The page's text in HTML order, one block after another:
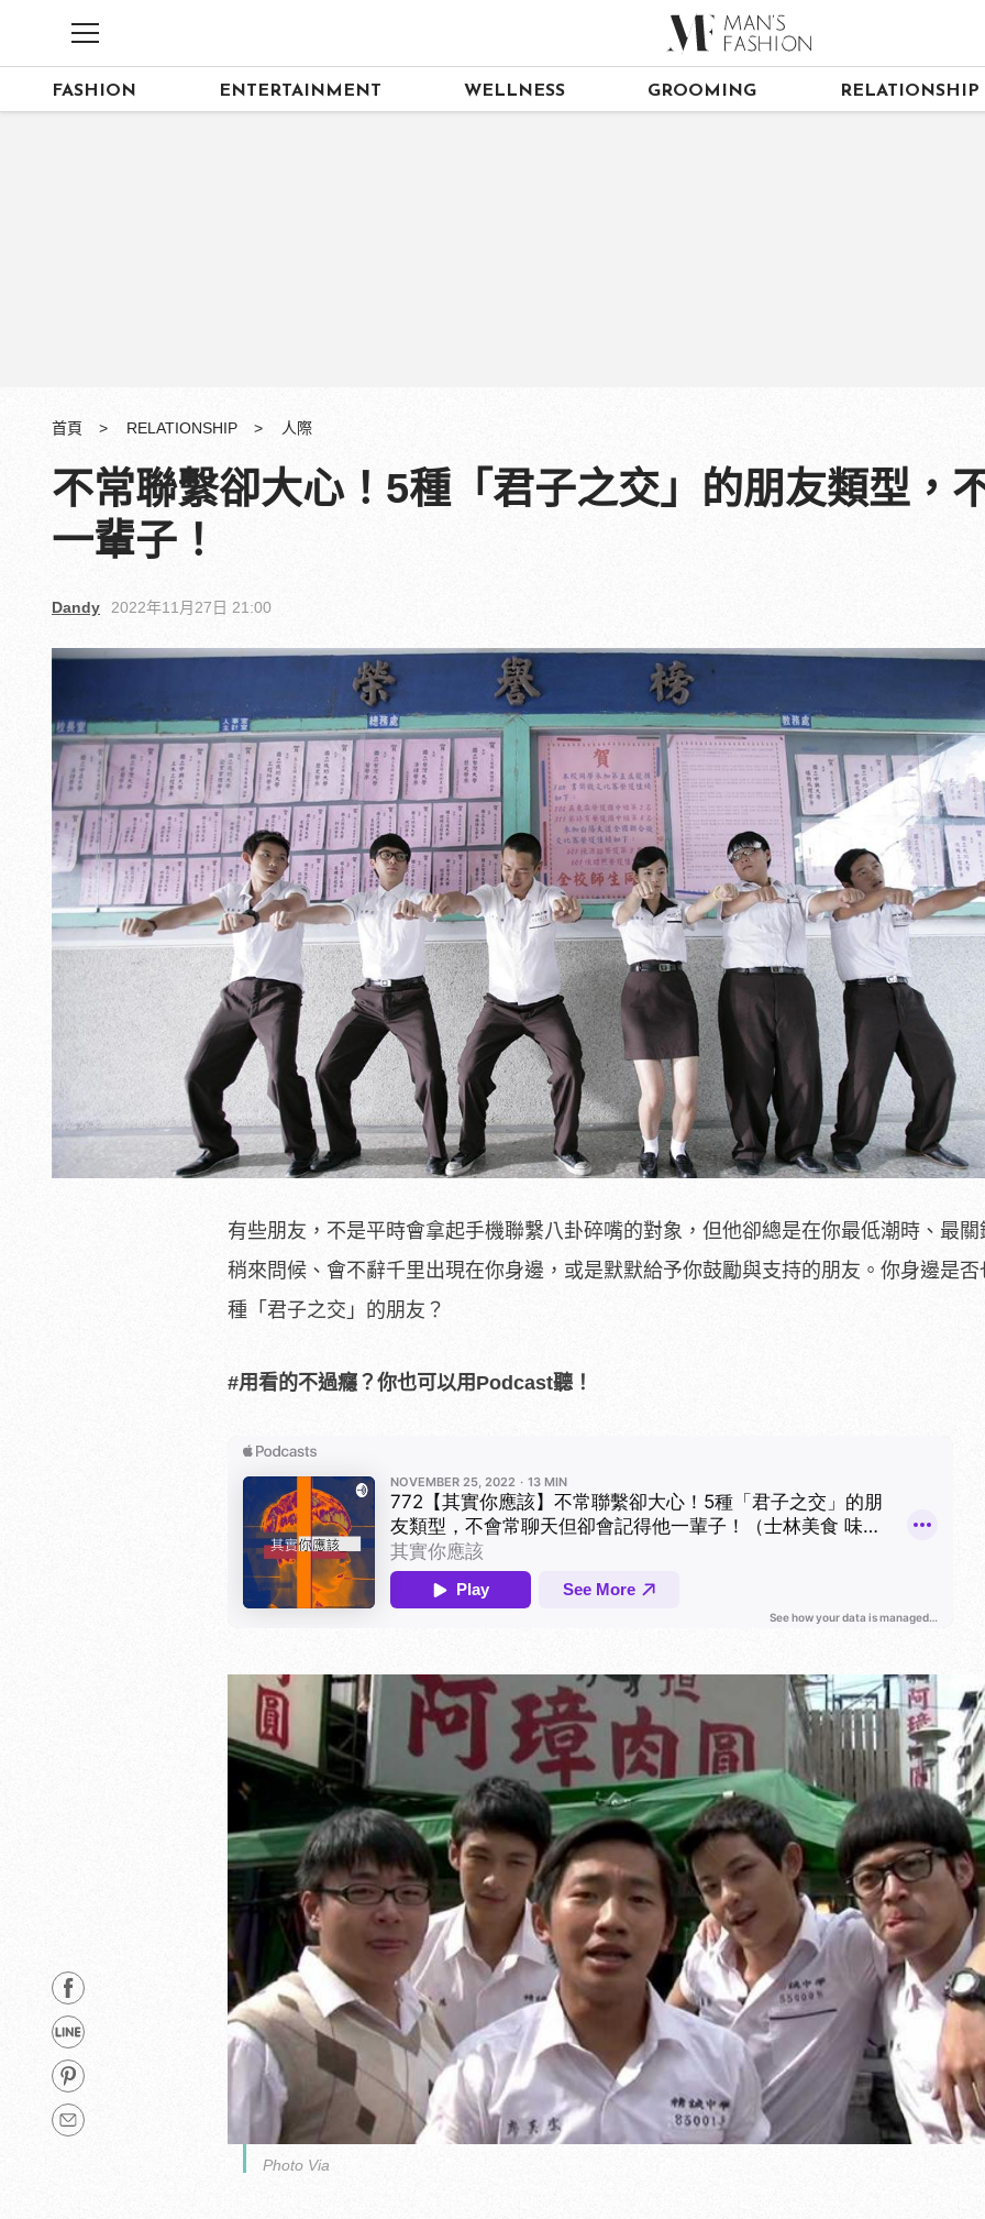
FASHION ENTERTAINMENT WELLNESS GROOMING RELATIONSHIP
首頁 RELATIONSHIP 人際
不常聯繫卻大心！5種「君子之交」的朋友類型，
一輩子！
Dandy 2022年11月27日 21:00
有些朋友，不是平時會拿起手機聯繫八卦碎嘴的對象，但他卻總是在你最低潮時、最關
稍來問候、會不辭千里出現在你身邊，或是默默給予你鼓勵與支持的朋友。你身邊是否
種「君子之交」的朋友？
#用看的不過癮？你也可以用Podcast聽！
Photo Via